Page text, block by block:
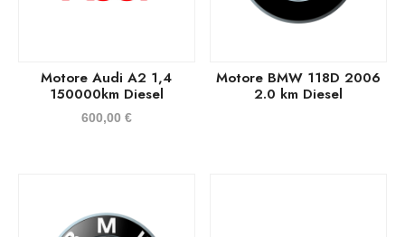
Motore Audi A2 1,4
150000km Diesel
600,00 €
Motore BMW 118D 2006
2.0 km Diesel